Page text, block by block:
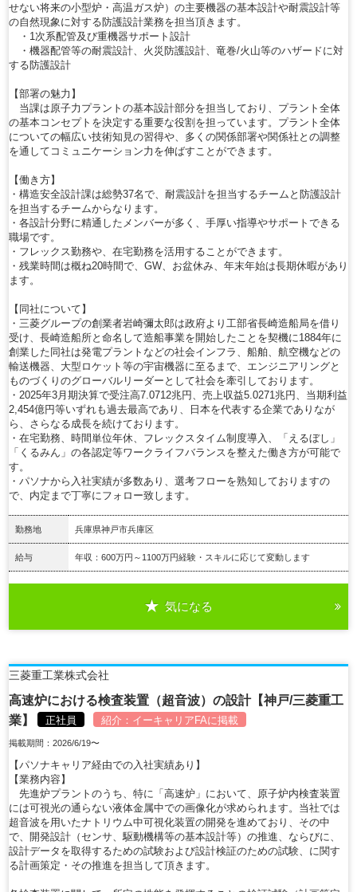
せない将来の小型炉・高温ガス炉）の主要機器の基本設計や耐震設計等
の自然現象に対する防護設計業務を担当頂きます。
・1次系配管及び重機器サポート設計
・機器配管等の耐震設計、火災防護設計、竜巻/火山等のハザードに対
する防護設計
【部署の魅力】
当課は原子力プラントの基本設計部分を担当しており、プラント全体
の基本コンセプトを決定する重要な役割を担っています。プラント全体
についての幅広い技術知見の習得や、多くの関係部署や関係社との調整
を通してコミュニケーション力を伸ばすことができます。
【働き方】
・構造安全設計課は総勢37名で、耐震設計を担当するチームと防護設計
を担当するチームからなります。
・各設計分野に精通したメンバーが多く、手厚い指導やサポートできる
職場です。
・フレックス勤務や、在宅勤務を活用することができます。
・残業時間は概ね20時間で、GW、お盆休み、年末年始は長期休暇があり
ます。
【同社について】
・三菱グループの創業者岩崎彌太郎は政府より工部省長崎造船局を借り
受け、長崎造船所と命名して造船事業を開始したことを契機に1884年に
創業した同社は発電プラントなどの社会インフラ、船舶、航空機などの
輸送機器、大型ロケット等の宇宙機器に至るまで、エンジニアリングと
ものづくりのグローバルリーダーとして社会を牽引しております。
・2025年3月期決算で受注高7.0712兆円、売上収益5.0271兆円、当期利益
2,454億円等いずれも過去最高であり、日本を代表する企業でありなが
ら、さらなる成長を続けております。
・在宅勤務、時間単位年休、フレックスタイム制度導入、「えるぼし」
「くるみん」の各認定等ワークライフバランスを整えた働き方が可能で
す。
・パソナから入社実績が多数あり、選考フローを熟知しておりますの
で、内定まで丁寧にフォロー致します。
勤務地 兵庫県神戸市兵庫区
給与 年収：600万円～1100万円経験・スキルに応じて変動します
気になる
三菱重工業株式会社
高速炉における検査装置（超音波）の設計【神戸/三菱重工
業】
正社員 紹介： イーキャリアFAに掲載
掲載期間：2026/6/19〜
【パソナキャリア経由での入社実績あり】
【業務内容】
先進炉プラントのうち、特に「高速炉」において、原子炉内検査装置
には可視光の通らない液体金属中での画像化が求められます。当社では
超音波を用いたナトリウム中可視化装置の開発を進めており、その中
で、開発設計（センサ、駆動機構等の基本設計等）の推進、ならびに、
設計データを取得するための試験および設計検証のための試験、に関す
る計画策定・その推進を担当して頂きます。